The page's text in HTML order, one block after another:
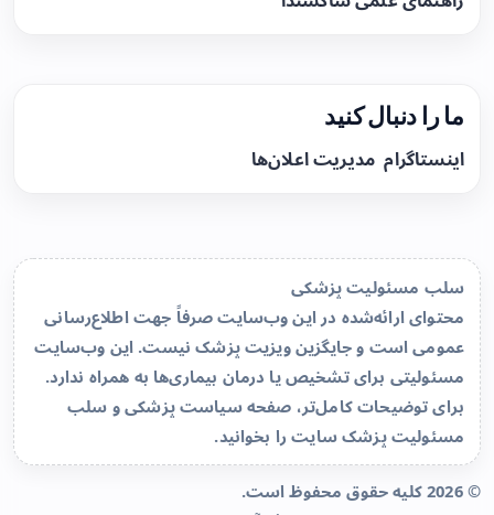
ما را دنبال کنید
اینستاگرام مدیریت اعلان‌ها
سلب مسئولیت پزشکی
محتوای ارائه‌شده در این وب‌سایت صرفاً جهت اطلاع‌رسانی
عمومی است و جایگزین ویزیت پزشک نیست. این وب‌سایت
مسئولیتی برای تشخیص یا درمان بیماری‌ها به همراه ندارد.
برای توضیحات کامل‌تر، صفحهسیاست پزشکی و سلب
مسئولیت پزشک سایترا بخوانید.
© 2026 کلیه حقوق محفوظ است.